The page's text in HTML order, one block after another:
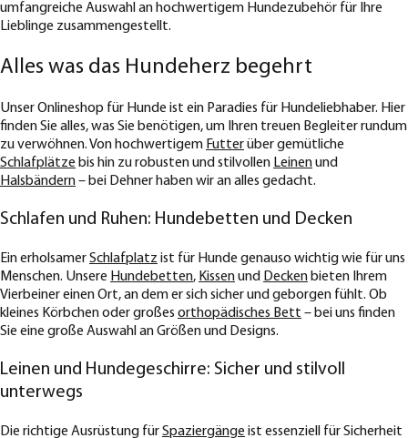
umfangreiche Auswahl an hochwertigem Hundezubehör für Ihre
Lieblinge zusammengestellt.
Alles was das Hundeherz begehrt
Unser Onlineshop für Hunde ist ein Paradies für Hundeliebhaber. Hier
finden Sie alles, was Sie benötigen, um Ihren treuen Begleiter rundum
zu verwöhnen. Von hochwertigem Futterüber gemütliche
Schlafplätze bis hin zu robusten und stilvollen Leinenund
Halsbändern– bei Dehner haben wir an alles gedacht.
Schlafen und Ruhen: Hundebetten und Decken
Ein erholsamerSchlafplatz ist für Hunde genauso wichtig wie für uns
Menschen. Unsere Hundebetten, Kissenund Decken bieten Ihrem
Vierbeiner einen Ort, an dem er sich sicher und geborgen fühlt. Ob
kleines Körbchen oder großes orthopädisches Bett – bei uns finden
Sie eine große Auswahl an Größen und Designs.
Leinen und Hundegeschirre: Sicher und stilvoll
unterwegs
Die richtige Ausrüstung fürSpaziergänge ist essenziell für Sicherheit